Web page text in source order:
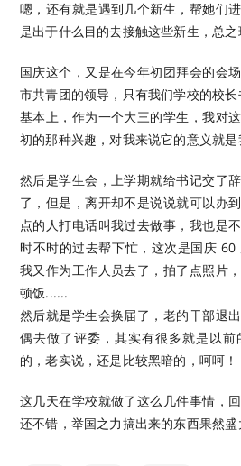
嗯，还有就是遇到几个新生，帮她们
是出于什么目的去接触这些新生，总之
国庆这个，又是在今年初团拜会的会
市共青团的领导，只有我们学校的校长
基本上，作为一个大三的学生，我对
初的那种兴趣，对我来说它的意义就
然后是学生会，上学期就给书记交了
了，但是，离开却不是说说就可以办
点的人打电话叫我过去做事，我也是
时不时的过去帮下忙，这次是国庆 60
我又作为工作人员去了，拍了点照片
顿饭......
然后就是学生会换届了，老的干部退
偶去做了评委，其实有很多就是以
的，老实说，还是比较黑暗的，呵呵！
这几天在学校就做了这么几件事情，
还不错，举国之力搞出来的东西果然盛